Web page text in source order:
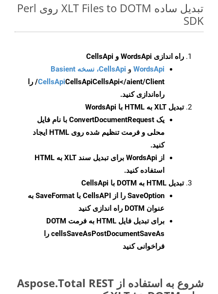
تبدیل ساده XLT Files to DOTM روی Perl
SDK
راه اندازی WordsApi و CellsApi
WordsApi و CellsApi، نسخه Basient
CellsApiCellsApi
CellsApi</aient/Client/ را
راه‌اندازی کنید.
تبدیل XLT به HTML با WordsApi
یک ConvertDocumentRequest با نام فایل
محلی و فرمت تنظیم شده روی HTML ایجاد
کنید.
از WordsApi برای تبدیل سند XLT به HTML
استفاده کنید.
تبدیل HTML به DOTM با CellsApi
SaveOption
را از CellsAPI با SaveFormat به
عنوان DOTM راه اندازی کنید
برای تبدیل فایل HTML به فرمت
DOTM
cellsSaveAsPostDocumentSaveAs را
فراخوانی کنید
شروع به استفاده از Aspose.Total REST